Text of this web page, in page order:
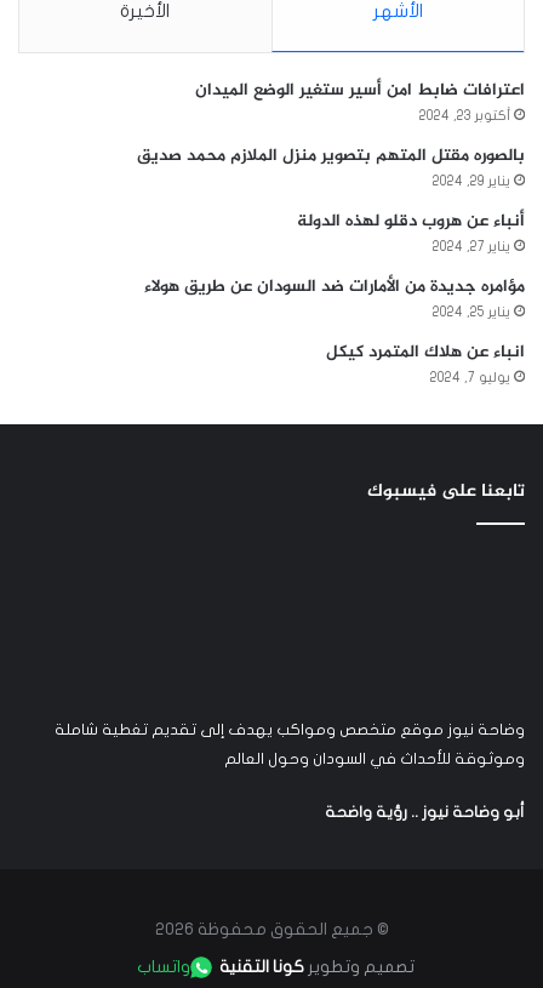
الأشهر الأخيرة
اعترافات ضابط امن أسير ستغير الوضع الميدان
أكتوبر 23, 2024
بالصوره مقتل المتهم بتصوير منزل الملازم محمد صديق
يناير 29, 2024
أنباء عن هروب دقلو لهذه الدولة
يناير 27, 2024
مؤامره جديدة من الأمارات ضد السودان عن طريق هولاء
يناير 25, 2024
انباء عن هلاك المتمرد كيكل
يوليو 7, 2024
تابعنا على فيسبوك
وضاحة نيوز موقع متخصص ومواكب يهدف إلى تقديم تغطية شاملة
وموثوقة للأحداث في السودان وحول العالم
أبو وضاحة نيوز .. رؤية واضحة
© جميع الحقوق محفوظة 2026
تصميم وتطويركونا التقنية واتساب